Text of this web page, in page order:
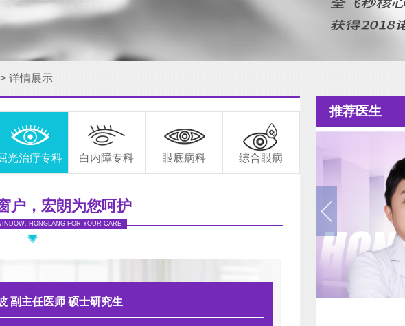
> 详情展示
光治疗专科 白内障专科 眼底病科 综合眼病
户，宏朗为您呵护
HONGLANG FOR YOUR CARE
副主任医师 硕士研究生
推荐医生
卫